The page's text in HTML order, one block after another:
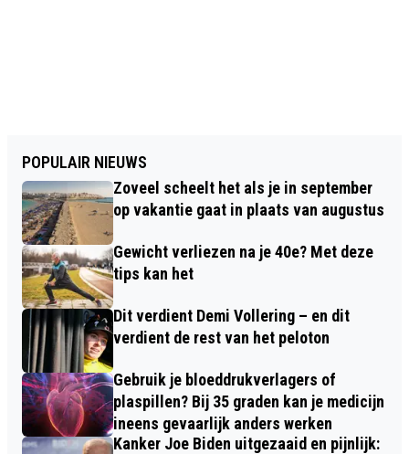
POPULAIR NIEUWS
Zoveel scheelt het als je in september
op vakantie gaat in plaats van augustus
Gewicht verliezen na je 40e? Met deze
tips kan het
Dit verdient Demi Vollering – en dit
verdient de rest van het peloton
Gebruik je bloeddrukverlagers of
plaspillen? Bij 35 graden kan je medicijn
ineens gevaarlijk anders werken
Kanker Joe Biden uitgezaaid en pijnlijk: